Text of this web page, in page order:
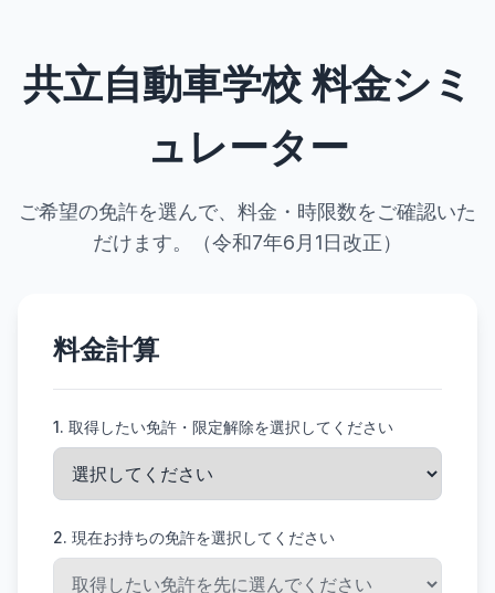
共立自動車学校 料金シミ
ュレーター
ご希望の免許を選んで、料金・時限数をご確認いた
だけます。（令和7年6月1日改正）
料金計算
1. 取得したい免許・限定解除を選択してください
2. 現在お持ちの免許を選択してください